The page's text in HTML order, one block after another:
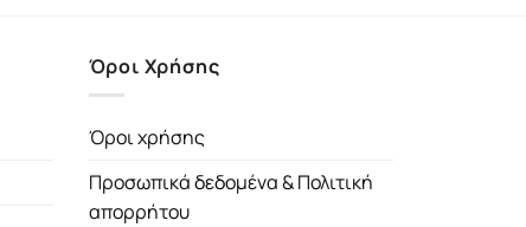
Όροι Χρήσης
Όροι χρήσης
Προσωπικά δεδομένα & Πολιτική
απορρήτου